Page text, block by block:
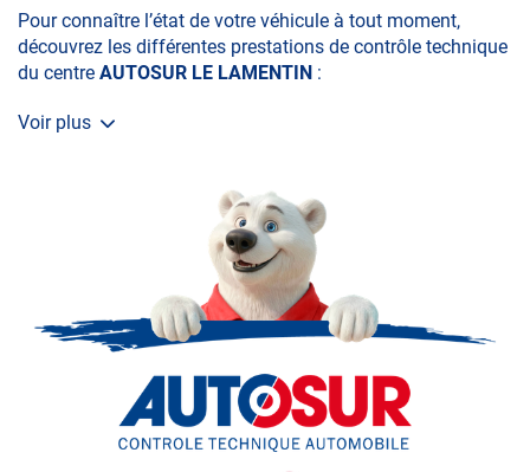
Pour connaître l’état de votre véhicule à tout moment,
découvrez les différentes prestations de contrôle technique
du centre AUTOSUR LE LAMENTIN :
• le contrôle technique obligatoire
• le contrôle des véhicules hybrides ou électriques
• le contrôle technique des véhicules GPL/Gaz*
• le contrôle de la Catégorie L (moto, scooter, mobylette, 3
roues, quad, voiturette, voiture sans permis)
Voir plus